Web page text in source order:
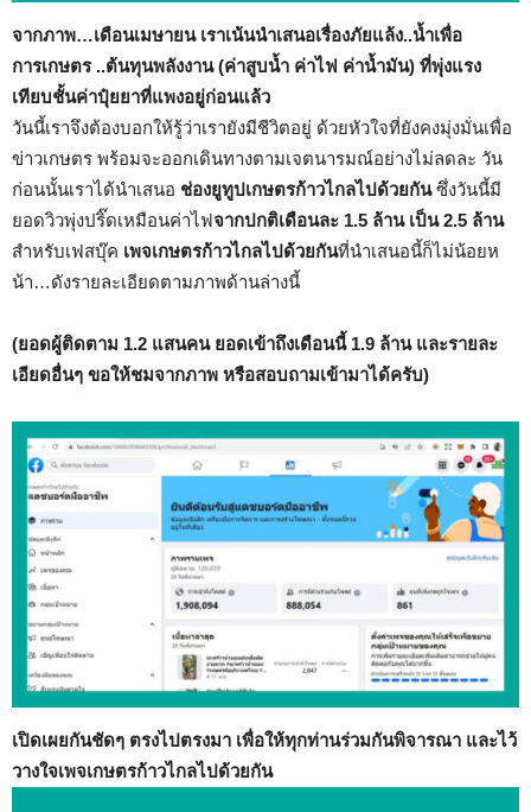
จากภาพ…เดือนเมษายน เราเน้นนำเสนอเรื่องภัยแล้ง..น้ำเพื่อ
การเกษตร ..ต้นทุนพลังงาน (ค่าสูบน้ำ ค่าไฟ ค่าน้ำมัน) ที่พุ่งแรง
เทียบชั้นค่าปุ๋ยยาที่แพงอยู่ก่อนแล้ว
วันนี้เราจึงต้องบอกให้รู้ว่าเรายังมีชีวิตอยู่ ด้วยหัวใจที่ยังคงมุ่งมั่นเพื่อ
ข่าวเกษตร พร้อมจะออกเดินทางตามเจตนารมณ์อย่างไม่ลดละ วัน
ก่อนนั้นเราได้นำเสนอ ช่องยูทูปเกษตรก้าวไกลไปด้วยกันซึ่งวันนี้มี
ยอดวิวพุ่งปริ๊ดเหมือนค่าไฟจากปกติเดือนละ 1.5 ล้าน เป็น 2.5 ล้าน
สำหรับเฟสบุ๊ค เพจเกษตรก้าวไกลไปด้วยกันที่นำเสนอนี้ก็ไม่น้อยห
น้า…ดังรายละเอียดตามภาพด้านล่างนี้
(ยอดผู้ติดตาม 1.2 แสนคน ยอดเข้าถึงเดือนนี้ 1.9 ล้าน และรายละ
เอียดอื่นๆ ขอให้ชมจากภาพ หรือสอบถามเข้ามาได้ครับ)
เปิดเผยกันชัดๆ ตรงไปตรงมา เพื่อให้ทุกท่านร่วมกันพิจารณา และไว้
วางใจเพจเกษตรก้าวไกลไปด้วยกัน